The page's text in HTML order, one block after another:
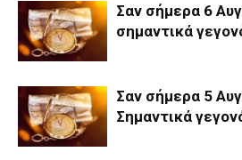
Σαν σήμερα 6
σημαντικά
Σαν σήμερα 5
Σημαντικά